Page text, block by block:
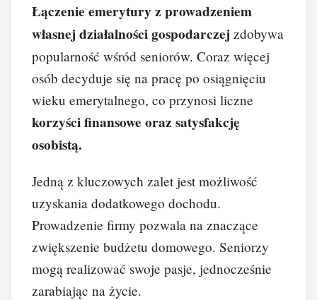
c
e
b
o
o
k
er
e
st
k
e
dI
n
d
di
t
o
p
p
y
Li
n
k
Łączenie emerytury z prowadzeniem
własnej działalności gospodarczej zdobywa
popularność wśród seniorów. Coraz więcej
osób decyduje się na pracę po osiągnięciu
wieku emerytalnego, co przynosi liczne
korzyści finansowe oraz satysfakcję
osobistą.
Jedną z kluczowych zalet jest możliwość
uzyskania dodatkowego dochodu.
Prowadzenie firmy pozwala na znaczące
zwiększenie budżetu domowego. Seniorzy
mogą realizować swoje pasje, jednocześnie
zarabiając na życie.